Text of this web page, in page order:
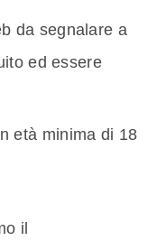
da segnalare a
ed essere
età minima di 18
il